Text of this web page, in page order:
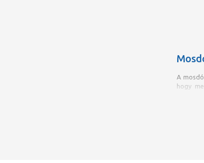
A
hogy